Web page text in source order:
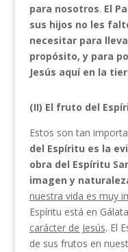
para nosotros. El
sus hijos no les
necesitar para
propósito, y para
Jesús aquí en la
(II) El fruto del
Estos son tan
del Espíritu es la
obra del Espíritu
imagen y
nuestra vida es muy
Espíritu está en
carácter de Jesús. El
de sus frutos en